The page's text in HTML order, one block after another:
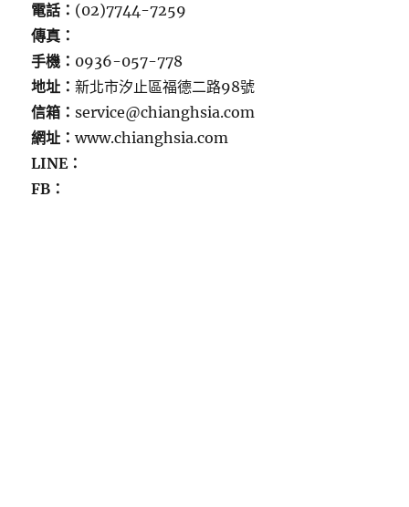
電話： (02)7744-7259
傳真：
手機： 0936-057-778
地址：新北市汐止區福德二路98號
信箱：service@chianghsia.com
網址：www.chianghsia.com
LINE：
FB：